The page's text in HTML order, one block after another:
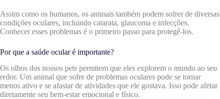
Assim como os humanos, os animais também podem sofrer de diversas
condições oculares, incluindo catarata, glaucoma e infecções.
Conhecer esses problemas é o primeiro passo para protegê-los.
Por que a saúde ocular é importante?
Os olhos dos nossos pets permitem que eles explorem o mundo ao seu
redor. Um animal que sofre de problemas oculares pode se tornar
menos ativo e se afastar de atividades que ele gostava. Isso pode afetar
diretamente seu bem-estar emocional e físico.